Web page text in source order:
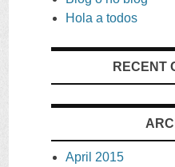
Hola a todos
RECENT
April 2015